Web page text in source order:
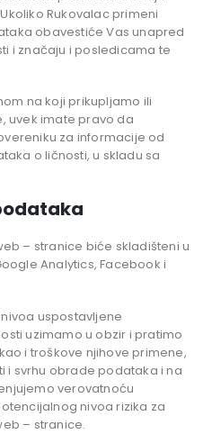
Rukovalac primeni
obavestiće Vas unapred
i značaju i posledicama te
na koji prikupljamo ili
uvek imate pravo da
za informacije od
o ličnosti, u skladu sa
– stranice biće skladišteni u
Analytics, Facebook i
uspostavljene
uzimamo u obzir i pratimo
i troškove njihove primene,
i svrhu obrade podataka i na
verovatnoću
nivoa rizika za
– stranice.